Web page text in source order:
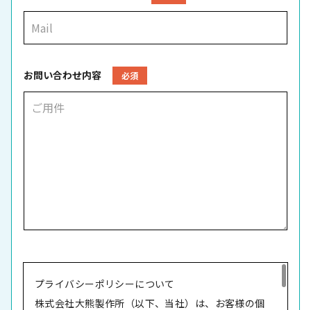
お問い合わせ内容 必須
プライバシーポリシーについて
株式会社大熊製作所（以下、当社）は、お客様の個